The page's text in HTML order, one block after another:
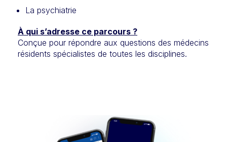
La psychiatrie
À qui s’adresse ce parcours ?
Conçue pour répondre aux questions des médecins
résidents spécialistes de toutes les disciplines.